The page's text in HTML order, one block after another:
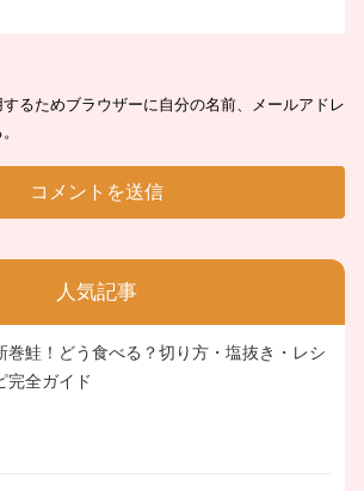
るためブラウザーに自分の名前、メールアドレ
人気記事
巻鮭！どう食べる？切り方・塩抜き・レシ
完全ガイド